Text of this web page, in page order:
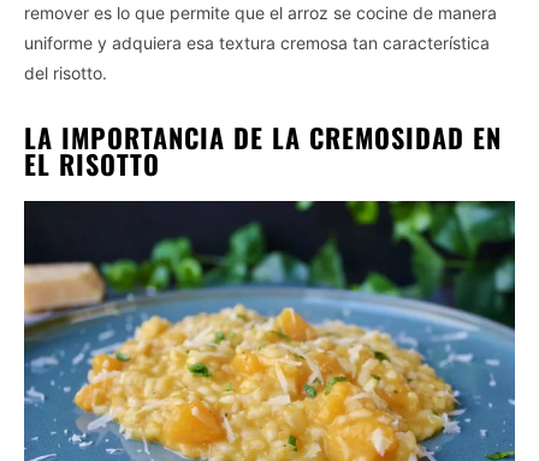
remover es lo que permite que el arroz se cocine de manera
uniforme y adquiera esa textura cremosa tan característica
del risotto.
LA IMPORTANCIA DE LA CREMOSIDAD EN
EL RISOTTO